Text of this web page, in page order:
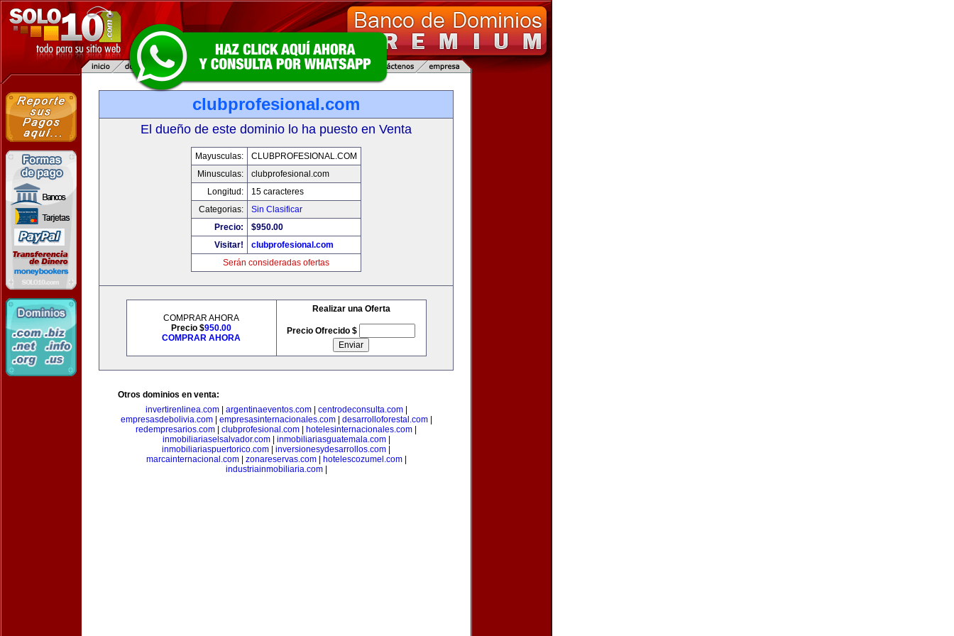
clubprofesional.com
El dueño de este dominio lo ha puesto en Venta
Mayusculas:
CLUBPROFESIONAL.COM
Minusculas:
clubprofesional.com
Longitud:
15 caracteres
Categorias:
Sin Clasificar
Precio:
$950.00
Visitar!
clubprofesional.com
Serán consideradas ofertas
COMPRAR AHORA
Precio $950.00
COMPRAR AHORA
Realizar una Oferta
Precio Ofrecido $
Otros dominios en venta:
invertirenlinea.com| argentinaeventos.com| centrodeconsulta.com|
empresasdebolivia.com| empresasinternacionales.com| desarrolloforestal.com|
redempresarios.com
clubprofesional.com hotelesinternacionales.com
inmobiliariaselsalvador.com| inmobiliariasguatemala.com|
inmobiliariaspuertorico.com
inversionesydesarrollos.com
marcainternacional.com| zonareservas.com| hotelescozumel.com|
industriainmobiliaria.com|